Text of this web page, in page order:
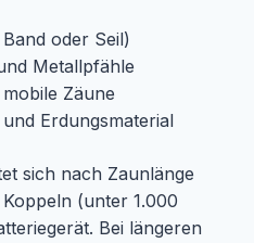
oder Seil)
Metallpfähle
Zäune
und Erdungsmaterial
sich nach Zaunlänge
(unter 1.000
Bei längeren